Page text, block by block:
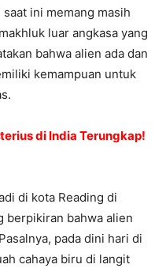
ini memang masih
luar angkasa yang
bahwa alien ada dan
kemampuan untuk
di India Terungkap!
di kota Reading di
berpikiran bahwa alien
pada dini hari di
cahaya biru di langit